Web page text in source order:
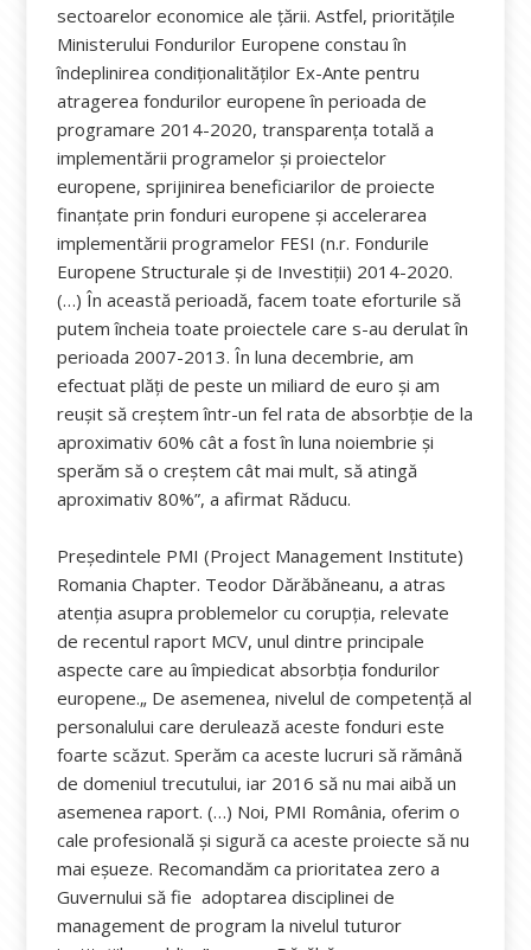
sectoarelor economice ale țării. Astfel, prioritățile
Ministerului Fondurilor Europene constau în
îndeplinirea condiționalităților Ex-Ante pentru
atragerea fondurilor europene în perioada de
programare 2014-2020, transparența totală a
implementării programelor și proiectelor
europene, sprijinirea beneficiarilor de proiecte
finanțate prin fonduri europene și accelerarea
implementării programelor FESI (n.r. Fondurile
Europene Structurale și de Investiții) 2014-2020.
(…) În această perioadă, facem toate eforturile să
putem încheia toate proiectele care s-au derulat în
perioada 2007-2013. În luna decembrie, am
efectuat plăți de peste un miliard de euro și am
reușit să creștem într-un fel rata de absorbție de la
aproximativ 60% cât a fost în luna noiembrie și
sperăm să o creștem cât mai mult, să atingă
aproximativ 80%”, a afirmat Răducu.
Președintele PMI (Project Management Institute)
Romania Chapter. Teodor Dărăbăneanu, a atras
atenția asupra problemelor cu corupția, relevate
de recentul raport MCV, unul dintre principale
aspecte care au împiedicat absorbția fondurilor
europene.„ De asemenea, nivelul de competență al
personalului care derulează aceste fonduri este
foarte scăzut. Sperăm ca aceste lucruri să rămână
de domeniul trecutului, iar 2016 să nu mai aibă un
asemenea raport. (…) Noi, PMI România, oferim o
cale profesională și sigură ca aceste proiecte să nu
mai eșueze. Recomandăm ca prioritatea zero a
Guvernului să fie adoptarea disciplinei de
management de program la nivelul tuturor